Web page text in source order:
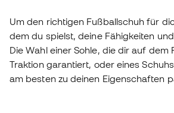
Um den richtigen Fußballschuh für
dem du spielst, deine Fähigkeiten
Die Wahl einer Sohle, die dir auf
Traktion garantiert, oder eines
am besten zu deinen Eigenschaften